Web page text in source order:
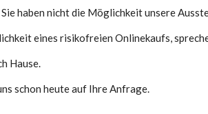
haben nicht die Möglichkeit unsere
eines risikofreien Onlinekaufs,
Hause.
schon heute auf Ihre Anfrage.